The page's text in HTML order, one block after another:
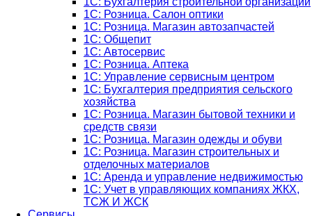
1С: Розница. Салон оптики
1С: Розница. Магазин автозапчастей
1C: Общепит
1С: Автосервис
1С: Розница. Аптека
1С: Управление сервисным центром
1С: Бухгалтерия предприятия сельского
хозяйства
1С: Розница. Магазин бытовой техники и
средств связи
1С: Розница. Магазин одежды и обуви
1С: Розница. Магазин строительных и
отделочных материалов
1С: Аренда и управление недвижимостью
1C: Учет в управляющих компаниях ЖКХ,
ТСЖ И ЖСК